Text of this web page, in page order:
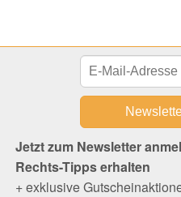
Jetzt zum Newsletter
Rechts-Tipps erhalten
+ exklusive